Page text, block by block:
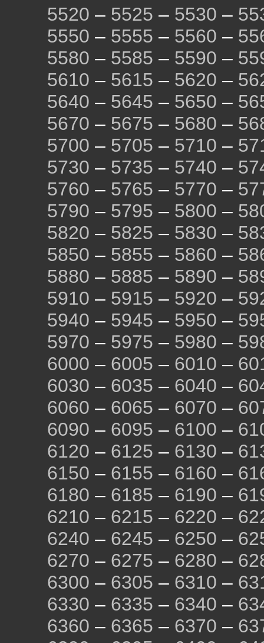
5520 – 5525 – 5530 –
5550 – 5555 – 5560 –
5580 – 5585 – 5590 –
5610 – 5615 – 5620 –
5640 – 5645 – 5650 –
5670 – 5675 – 5680 –
5700 – 5705 – 5710 –
5730 – 5735 – 5740 –
5760 – 5765 – 5770 –
5790 – 5795 – 5800 –
5820 – 5825 – 5830 –
5850 – 5855 – 5860 –
5880 – 5885 – 5890 –
5910 – 5915 – 5920 –
5940 – 5945 – 5950 –
5970 – 5975 – 5980 –
6000 – 6005 – 6010 –
6030 – 6035 – 6040 –
6060 – 6065 – 6070 –
6090 – 6095 – 6100 –
6120 – 6125 – 6130 –
6150 – 6155 – 6160 –
6180 – 6185 – 6190 –
6210 – 6215 – 6220 –
6240 – 6245 – 6250 –
6270 – 6275 – 6280 –
6300 – 6305 – 6310 –
6330 – 6335 – 6340 –
6360 – 6365 – 6370 –